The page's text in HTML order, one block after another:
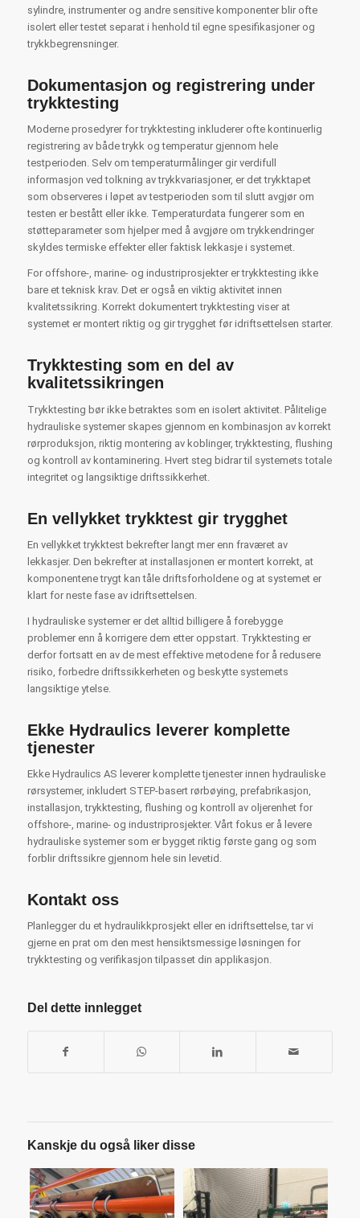
sylindre, instrumenter og andre sensitive komponenter blir ofte
isolert eller testet separat i henhold til egne spesifikasjoner og
trykkbegrensninger.
Dokumentasjon og registrering under
trykktesting
Moderne prosedyrer for trykktesting inkluderer ofte kontinuerlig
registrering av både trykk og temperatur gjennom hele
testperioden. Selv om temperaturmålinger gir verdifull
informasjon ved tolkning av trykkvariasjoner, er det trykktapet
som observeres i løpet av testperioden som til slutt avgjør om
testen er bestått eller ikke. Temperaturdata fungerer som en
støtteparameter som hjelper med å avgjøre om trykkendringer
skyldes termiske effekter eller faktisk lekkasje i systemet.
For offshore-, marine- og industriprosjekter er trykktesting ikke
bare et teknisk krav. Det er også en viktig aktivitet innen
kvalitetssikring. Korrekt dokumentert trykktesting viser at
systemet er montert riktig og gir trygghet før idriftsettelsen starter.
Trykktesting som en del av
kvalitetssikringen
Trykktesting bør ikke betraktes som en isolert aktivitet. Pålitelige
hydrauliske systemer skapes gjennom en kombinasjon av korrekt
rørproduksjon, riktig montering av koblinger, trykktesting, flushing
og kontroll av kontaminering. Hvert steg bidrar til systemets totale
integritet og langsiktige driftssikkerhet.
En vellykket trykktest gir trygghet
En vellykket trykktest bekrefter langt mer enn fraværet av
lekkasjer. Den bekrefter at installasjonen er montert korrekt, at
komponentene trygt kan tåle driftsforholdene og at systemet er
klart for neste fase av idriftsettelsen.
I hydrauliske systemer er det alltid billigere å forebygge
problemer enn å korrigere dem etter oppstart. Trykktesting er
derfor fortsatt en av de mest effektive metodene for å redusere
risiko, forbedre driftssikkerheten og beskytte systemets
langsiktige ytelse.
Ekke Hydraulics leverer komplette
tjenester
Ekke Hydraulics AS leverer komplette tjenester innen hydrauliske
rørsystemer, inkludert STEP-basert rørbøying, prefabrikasjon,
installasjon, trykktesting, flushing og kontroll av oljerenhet for
offshore-, marine- og industriprosjekter. Vårt fokus er å levere
hydrauliske systemer som er bygget riktig første gang og som
forblir driftssikre gjennom hele sin levetid.
Kontakt oss
Planlegger du et hydraulikkprosjekt eller en idriftsettelse, tar vi
gjerne en prat om den mest hensiktsmessige løsningen for
trykktesting og verifikasjon tilpasset din applikasjon.
Del dette innlegget
Kanskje du også liker disse